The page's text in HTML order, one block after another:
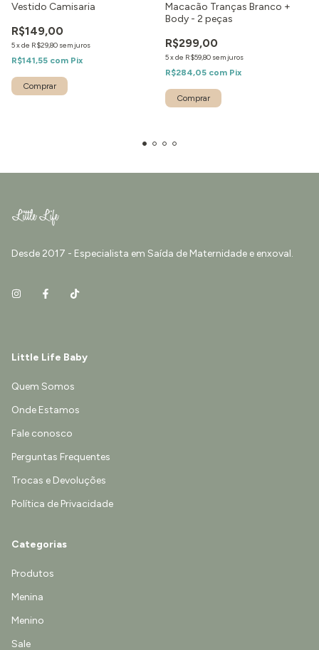
Vestido Camisaria
R$149,00
5xde R$29,80 sem juros
R$141,55 com Pix
Comprar
Macacão Tranças Branco +
Body - 2 peças
R$299,00
5xde R$59,80 sem juros
R$284,05 com Pix
Comprar
Desde 2017 - Especialista em Saída de Maternidade e enxoval.
Little Life Baby
Quem Somos
Onde Estamos
Fale conosco
Perguntas Frequentes
Trocas e Devoluções
Política de Privacidade
Categorias
Produtos
Menina
Menino
Sale